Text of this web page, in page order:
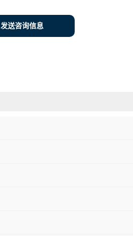
发送咨询信息